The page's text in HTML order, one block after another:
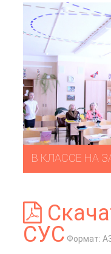
В КЛАССЕ НА
СУС Формат: